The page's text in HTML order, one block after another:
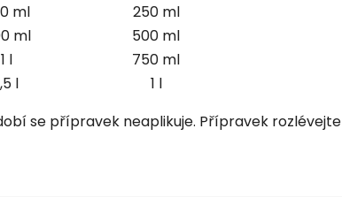
ml
250 ml
ml
500 ml
1 l
750 ml
l
1 l
se přípravek neaplikuje. Přípravek rozlévejte